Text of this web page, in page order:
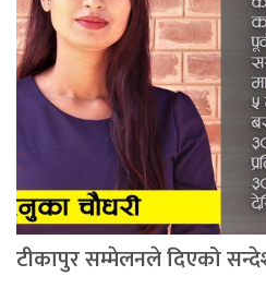
टीकापुर सम्मेलनले दिएको